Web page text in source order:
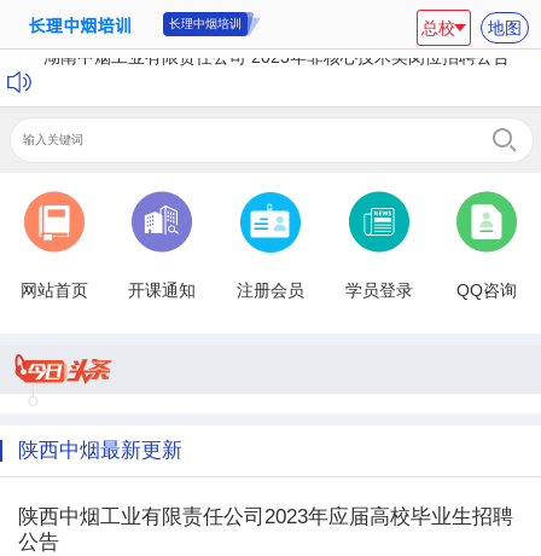
长理中烟培训 总校
地图
湖南中烟工业有限责任公司 2023年非核心技术类岗位招聘公告
网站首页 开课通知 注册会员 学员登录 QQ咨询
陕西中烟最新更新
陕西中烟工业有限责任公司2023年应届高校毕业生招聘
公告